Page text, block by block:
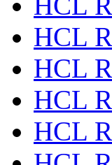
HCL
HCL
HCL
HCL